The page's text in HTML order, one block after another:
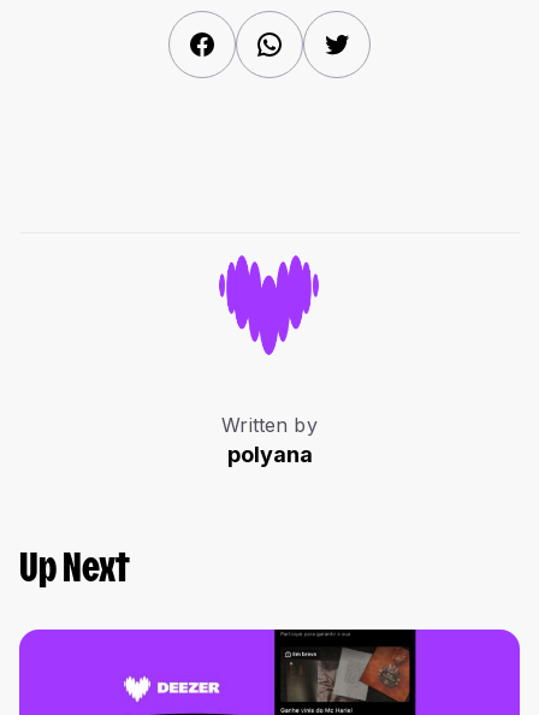
FacebookWhatsAppTwitter
Written by
polyana
Up Next